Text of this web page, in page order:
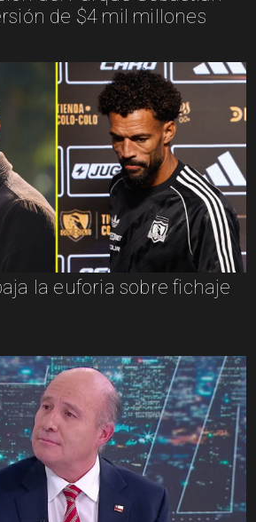
de $4 mil millones
la euforia sobre fichaje